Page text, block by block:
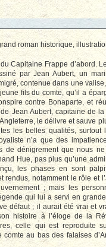
roman historique,
Capitaine Frappe d’abord.
par Jean Aubert, un
contenue dans une
fils du comte, qu’il a
contre Bonaparte, et
Jean Aubert, capitaine de
le délivre et sauve
les belles qualités, surtout
n’a que des
de dénigrement que nous
Hue, pas plus qu’une
les phases en sont
rendus, notamment le rôle et
; mais les
qui lui a servi en
défaut ; il aurait été vrai et
histoire à l’éloge de la
celle qui est reproduite
au bas des falaises